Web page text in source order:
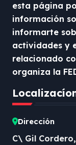
esta página
información
informarte
actividades y
relacionado
organiza la
Dirección
C\ Gil Cordero,